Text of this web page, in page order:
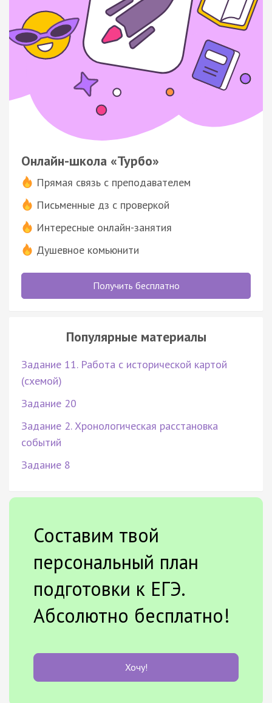
Онлайн-школа «Турбо»
Прямая связь с преподавателем
Письменные дз с проверкой
Интересные онлайн-занятия
Душевное комьюнити
Получить бесплатно
Популярные материалы
Задание 11. Работа с исторической картой
(схемой)
Задание 20
Задание 2. Хронологическая расстановка
событий
Задание 8
Составим твой
персональный план
подготовки к ЕГЭ.
Абсолютно бесплатно!
Хочу!